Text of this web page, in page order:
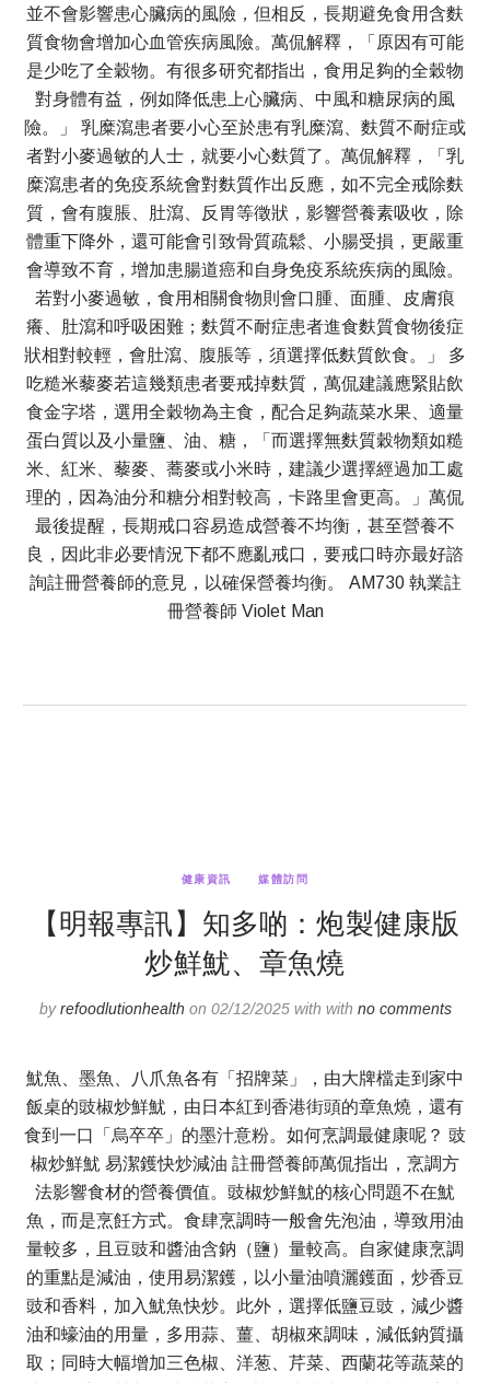
並不會影響患心臟病的風險，但相反，長期避免食用含麩
質食物會增加心血管疾病風險。萬侃解釋，「原因有可能
是少吃了全穀物。有很多研究都指出，食用足夠的全穀物
對身體有益，例如降低患上心臟病、中風和糖尿病的風
險。」 乳糜瀉患者要小心至於患有乳糜瀉、麩質不耐症或
者對小麥過敏的人士，就要小心麩質了。萬侃解釋，「乳
糜瀉患者的免疫系統會對麩質作出反應，如不完全戒除麩
質，會有腹脹、肚瀉、反胃等徵狀，影響營養素吸收，除
體重下降外，還可能會引致骨質疏鬆、小腸受損，更嚴重
會導致不育，增加患腸道癌和自身免疫系統疾病的風險。
若對小麥過敏，食用相關食物則會口腫、面腫、皮膚痕
癢、肚瀉和呼吸困難；麩質不耐症患者進食麩質食物後症
狀相對較輕，會肚瀉、腹脹等，須選擇低麩質飲食。」 多
吃糙米藜麥若這幾類患者要戒掉麩質，萬侃建議應緊貼飲
食金字塔，選用全穀物為主食，配合足夠蔬菜水果、適量
蛋白質以及小量鹽、油、糖，「而選擇無麩質穀物類如糙
米、紅米、藜麥、蕎麥或小米時，建議少選擇經過加工處
理的，因為油分和糖分相對較高，卡路里會更高。」萬侃
最後提醒，長期戒口容易造成營養不均衡，甚至營養不
良，因此非必要情況下都不應亂戒口，要戒口時亦最好諮
詢註冊營養師的意見，以確保營養均衡。 AM730 執業註
冊營養師 Violet Man
健康資訊 媒體訪問
【明報專訊】知多啲：炮製健康版
炒鮮魷、章魚燒
byrefoodlutionhealth on 02/12/2025 with with no comments
魷魚、墨魚、八爪魚各有「招牌菜」，由大牌檔走到家中
飯桌的豉椒炒鮮魷，由日本紅到香港街頭的章魚燒，還有
食到一口「烏卒卒」的墨汁意粉。如何烹調最健康呢？ 豉
椒炒鮮魷 易潔鑊快炒減油 註冊營養師萬侃指出，烹調方
法影響食材的營養價值。豉椒炒鮮魷的核心問題不在魷
魚，而是烹飪方式。食肆烹調時一般會先泡油，導致用油
量較多，且豆豉和醬油含鈉（鹽）量較高。自家健康烹調
的重點是減油，使用易潔鑊，以小量油噴灑鑊面，炒香豆
豉和香料，加入魷魚快炒。此外，選擇低鹽豆豉，減少醬
油和蠔油的用量，多用蒜、薑、胡椒來調味，減低鈉質攝
取；同時大幅增加三色椒、洋葱、芹菜、西蘭花等蔬菜的